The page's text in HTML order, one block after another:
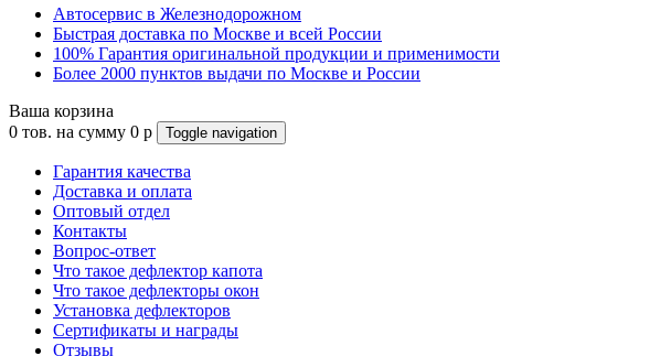
Автосервис в Железнодорожном
Быстрая доставка по Москве и всей России
100% Гарантия оригинальной продукции и применимости
Более 2000 пунктов выдачи по Москве и России
Ваша корзина
0 тов. на сумму 0 p Toggle navigation
Гарантия качества
Доставка и оплата
Оптовый отдел
Контакты
Вопрос-ответ
Что такое дефлектор капота
Что такое дефлекторы окон
Установка дефлекторов
Сертификаты и награды
Отзывы